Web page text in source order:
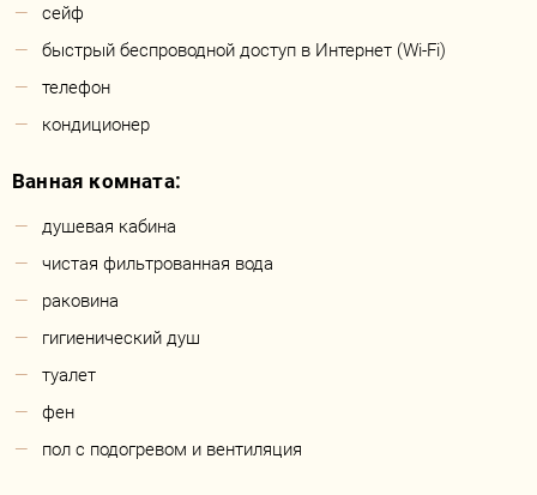
сейф
быстрый беспроводной доступ в Интернет (Wi-Fi)
телефон
кондиционер
Ванная комната:
душевая кабина
чистая фильтрованная вода
раковина
гигиенический душ
туалет
фен
пол с подогревом и вентиляция